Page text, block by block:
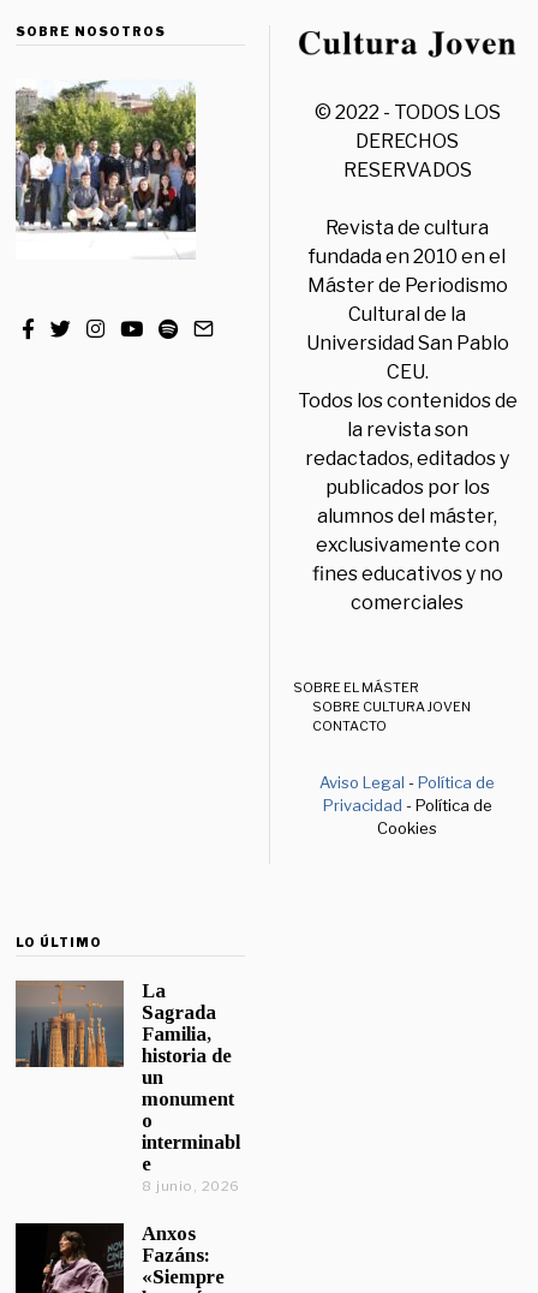
SOBRE NOSOTROS
© 2022 - TODOS LOS
DERECHOS
RESERVADOS
Revista de cultura
fundada en 2010 en el
Máster de Periodismo
Cultural de la
Universidad San Pablo
CEU.
Todos los contenidos de
la revista son
redactados, editados y
publicados por los
alumnos del máster,
exclusivamente con
fines educativos y no
comerciales
SOBRE EL MÁSTER
SOBRE CULTURA JOVEN
CONTACTO
Aviso Legal -Política de
Privacidad - Política de
Cookies
LO ÚLTIMO
La
Sagrada
Familia,
historia de
un
monument
o
interminabl
e
8 junio, 2026
Anxos
Fazáns:
«Siempre